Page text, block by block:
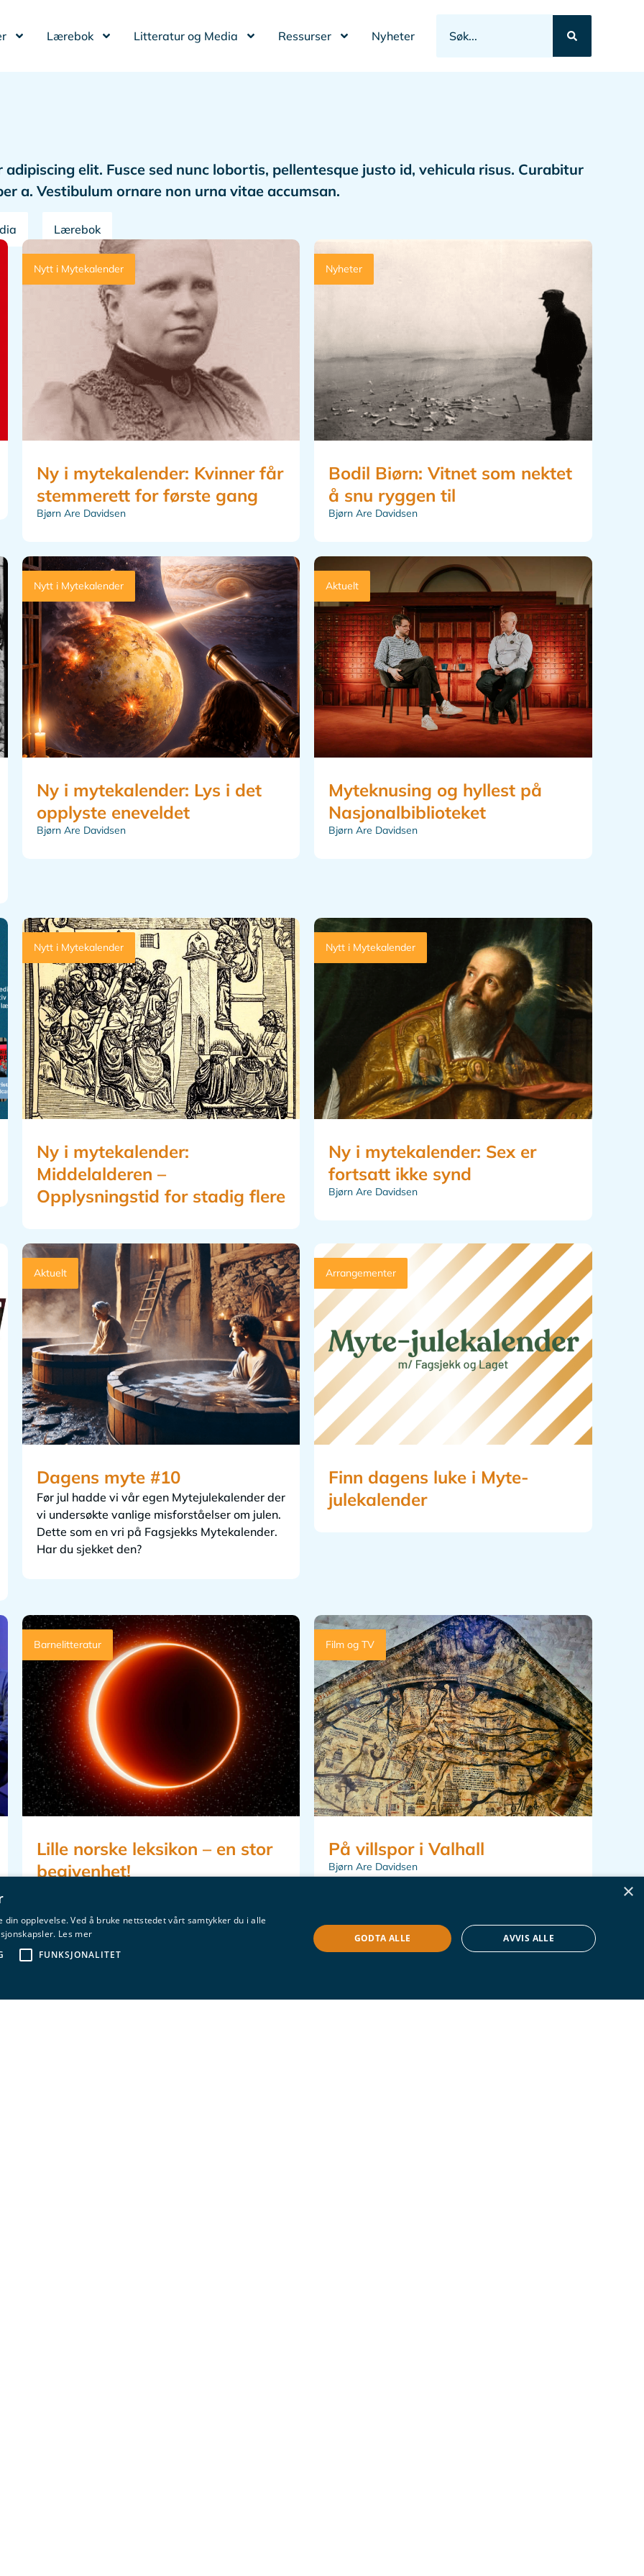
Lærebok Litteratur og Media Ressurser Nyheter
elit. Fusce sed nunc lobortis, pellentesque justo id, vehicula risus. Curabitur
a. Vestibulum ornare non urna vitae accumsan.
Lærebok
Nytt i Mytekalender
Ny i mytekalender: Kvinner får
stemmerett for første gang
Bjørn Are Davidsen
Nyheter
Bodil Biørn: Vitnet som nektet
å snu ryggen til
Bjørn Are Davidsen
Nytt i Mytekalender
Ny i mytekalender: Lys i det
opplyste eneveldet
Bjørn Are Davidsen
Aktuelt
Myteknusing og hyllest på
Nasjonalbiblioteket
Bjørn Are Davidsen
Nytt i Mytekalender
Ny i mytekalender:
Middelalderen –
Opplysningstid for stadig flere
Nytt i Mytekalender
Ny i mytekalender: Sex er
fortsatt ikke synd
Bjørn Are Davidsen
Aktuelt
Dagens myte #10
Før jul hadde vi vår egen Mytejulekalender der
vi undersøkte vanlige misforståelser om julen.
Dette som en vri på Fagsjekks Mytekalender.
Har du sjekket den?
Arrangementer
Finn dagens luke i Myte-
julekalender
Barnelitteratur
Lille norske leksikon – en stor
begivenhet!
Film og TV
På villspor i Valhall
Bjørn Are Davidsen
×
opplevelse. Ved å bruke nettstedet vårt samtykker du i alle
Les mer
FUNKSJONALITET
GODTA ALLE AVVIS ALLE